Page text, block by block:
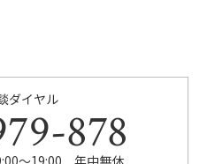
ダイヤル
878
～19:00 年中無休